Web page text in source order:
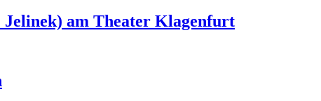
am Theater Klagenfurt